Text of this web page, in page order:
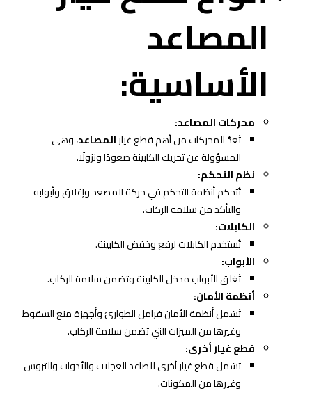
المصاعد
الأساسية:
محركات المصاعد:
تُعدّ المحركات من أهم قطع غيارالمصاعد، وهي
المسؤولة عن تحريك الكابينة صعودًا ونزولًا.
نظم التحكم:
تُتحكم أنظمة التحكم في حركة المصعد وإغلاق وأبوابه
والتأكد من سلامة الركاب.
الكابلات:
تُستخدم الكابلات لرفع وخفض الكابينة.
الأبواب:
تُغلق الأبواب مدخل الكابينة وتضمن سلامة الركاب.
أنظمة الأمان:
تُشمل أنظمة الأمان فرامل الطوارئ وأجهزة منع السقوط
وغيرها من الميزات التي تضمن سلامة الركاب.
قطع غيار أخرى:
تشمل قطع غيار أخرى للصاعد العجلات والأدوات والتروس
وغيرها من المكونات.